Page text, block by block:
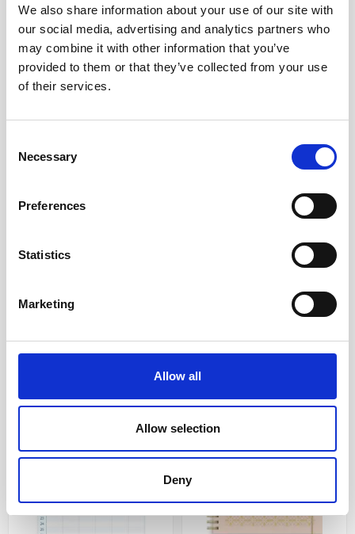
We also share information about your use of our site with
our social media, advertising and analytics partners who
may combine it with other information that you’ve
provided to them or that they’ve collected from your use
of their services.
Selection
Necessary
Preferences
Statistics
Marketing
Allow all
Allow selection
Deny
Reflektion 2026-2027